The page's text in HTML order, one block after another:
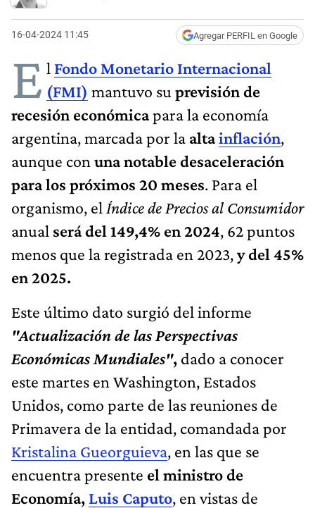
16-04-2024 11:45 Agregar PERFIL en Google
E l Fondo Monetario Internacional
(FMI) mantuvo su previsión de
recesión económicapara la economía
argentina, marcada por la altainflación,
aunque con una notable desaceleración
para los próximos 20 meses. Para el
organismo, el Índice de Precios al Consumidor
anual será del 149,4% en 2024, 62 puntos
menos que la registrada en 2023,y del 45%
en 2025.
Este último dato surgió del informe
"Actualización de las Perspectivas
Económicas Mundiales", dado a conocer
este martes en Washington, Estados
Unidos, como parte de las reuniones de
Primavera de la entidad, comandada por
Kristalina Gueorguieva, en las que se
encuentra presente el ministro de
Economía, Luis Caputo, en vistas de